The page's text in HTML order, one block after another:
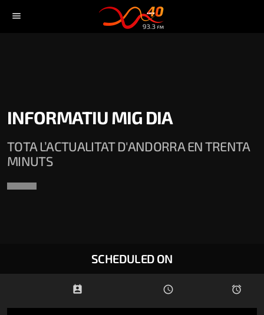
menu
INFORMATIU MIG DIA
TOTA L’ACTUALITAT D'ANDORRA EN TRENTA
MINUTS
SCHEDULED ON
perm_contact_calendar schedule access_alarms